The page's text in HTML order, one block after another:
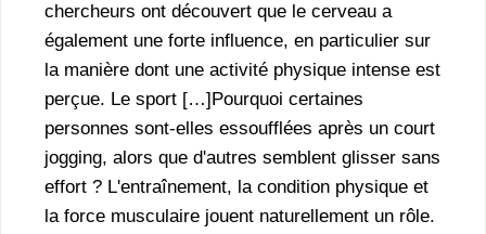
chercheurs ont découvert que le cerveau a
également une forte influence, en particulier sur
la manière dont une activité physique intense est
perçue. Le sport […]Pourquoi certaines
personnes sont-elles essoufflées après un court
jogging, alors que d'autres semblent glisser sans
effort ? L'entraînement, la condition physique et
la force musculaire jouent naturellement un rôle.